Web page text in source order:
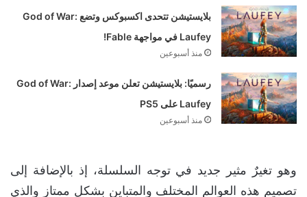
بلايستيشن تتحدى اكسبوكس وتضع God of War:
Laufey في مواجهة Fable!
منذ أسبوعين
رسميًا: بلايستيشن تعلن موعد إصدار God of War:
Laufey على PS5
منذ أسبوعين
وهو تغيرٌ مثير جديد في توجه السلسلة، إذ بالإضافة إلى
تصميم هذه العوالم المختلف والمتباين بشكلٍ ممتاز والذي